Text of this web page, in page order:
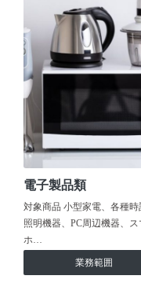
電子製品類
対象商品 小型家電、各種時
照明機器、PC周辺機器、ス
ホ…
業務範囲